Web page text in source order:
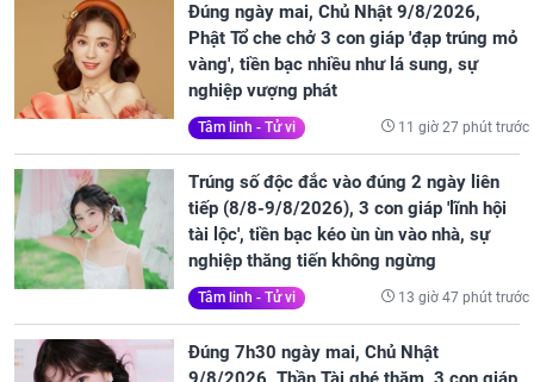
Đúng ngày mai, Chủ Nhật 9/8/2026,
Phật Tổ che chở 3 con giáp 'đạp trúng mỏ
vàng', tiền bạc nhiều như lá sung, sự
nghiệp vượng phát
Tâm linh - Tử vi 11 giờ 27 phút trước
Trúng số độc đắc vào đúng 2 ngày liên
tiếp (8/8-9/8/2026), 3 con giáp 'lĩnh hội
tài lộc', tiền bạc kéo ùn ùn vào nhà, sự
nghiệp thăng tiến không ngừng
Tâm linh - Tử vi 13 giờ 47 phút trước
Đúng 7h30 ngày mai, Chủ Nhật